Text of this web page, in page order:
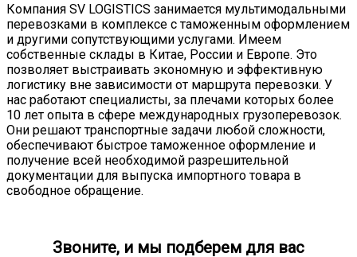
Компания SV LOGISTICS занимается мультимодальными
перевозками в комплексе с таможенным оформлением
и другими сопутствующими услугами. Имеем
собственные склады в Китае, России и Европе. Это
позволяет выстраивать экономную и эффективную
логистику вне зависимости от маршрута перевозки. У
нас работают специалисты, за плечами которых более
10 лет опыта в сфере международных грузоперевозок.
Они решают транспортные задачи любой сложности,
обеспечивают быстрое таможенное оформление и
получение всей необходимой разрешительной
документации для выпуска импортного товара в
свободное обращение.
Звоните, и мы подберем для вас